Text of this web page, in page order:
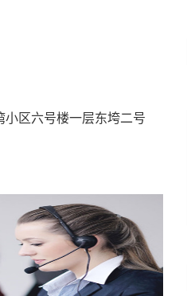
区六号楼一层东垮二号